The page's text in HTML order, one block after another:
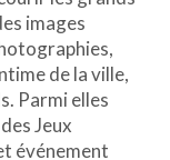
images
de la ville,
Parmi elles
Jeux
événement